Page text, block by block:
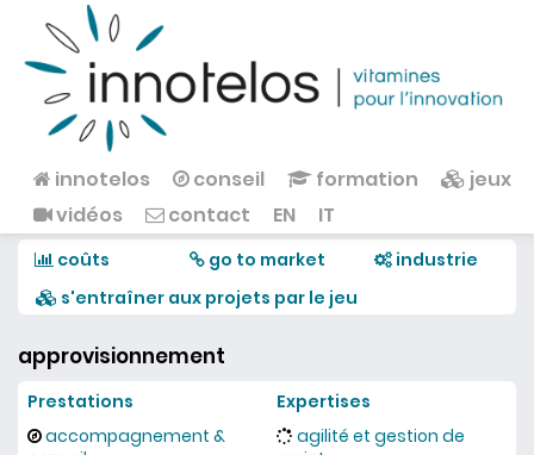
Aller au contenu principal
innotelos conseil formation
jeux
vidéos
contact EN IT
coûts go to market
industrie
s'entraîner aux projets par le jeu
approvisionnement
Prestations
accompagnement &
Expertises
agilité et gestion de